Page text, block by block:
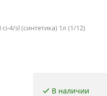
4/sl (синтетика) 1л (1/12)
В наличии